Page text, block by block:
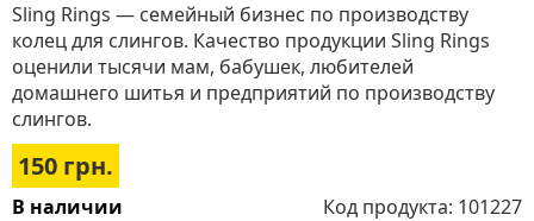
Sling Rings — семейный бизнес по производству
колец для слингов. Качество продукции Sling Rings
оценили тысячи мам, бабушек, любителей
домашнего шитья и предприятий по производству
слингов.
150 грн.
В наличии Код продукта: 101227